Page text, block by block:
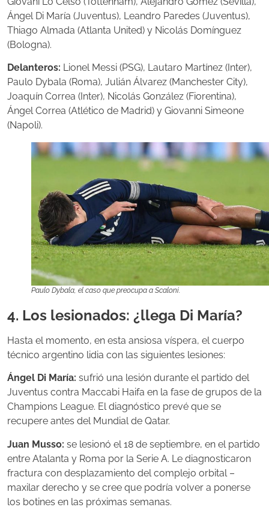
Ángel Di María (Juventus), Leandro Paredes (Juventus),
Thiago Almada (Atlanta United) y Nicolás Domínguez
(Bologna).
Delanteros: Lionel Messi (PSG), Lautaro Martínez (Inter),
Paulo Dybala (Roma), Julián Álvarez (Manchester City),
Joaquín Correa (Inter), Nicolás González (Fiorentina),
Ángel Correa (Atlético de Madrid) y Giovanni Simeone
(Napoli).
Paulo Dybala, el caso que preocupa a Scaloni.
4. Los lesionados: ¿llega Di María?
Hasta el momento, en esta ansiosa víspera, el cuerpo
técnico argentino lidia con las siguientes lesiones:
Ángel Di María: sufrió una lesión durante el partido del
Juventus contra Maccabi Haifa en la fase de grupos de la
Champions League. El diagnóstico prevé que se
recupere antes del Mundial de Qatar.
Juan Musso: se lesionó el 18 de septiembre, en el partido
entre Atalanta y Roma por la Serie A. Le diagnosticaron
fractura con desplazamiento del complejo orbital –
maxilar derecho y se cree que podría volver a ponerse
los botines en las próximas semanas.